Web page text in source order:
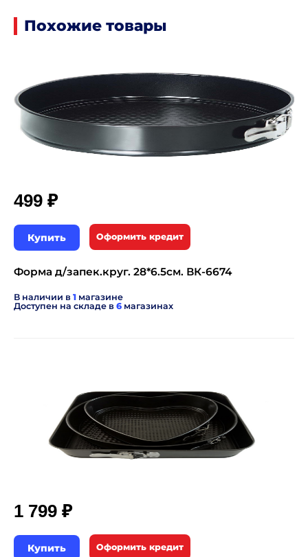
Похожие товары
499 ₽
Купить Оформить кредит
Форма д/запек.круг. 28*6.5см. ВК-6674
В наличии в 1 магазине
Доступен на складе в 6 магазинах
1 799 ₽
Купить Оформить кредит